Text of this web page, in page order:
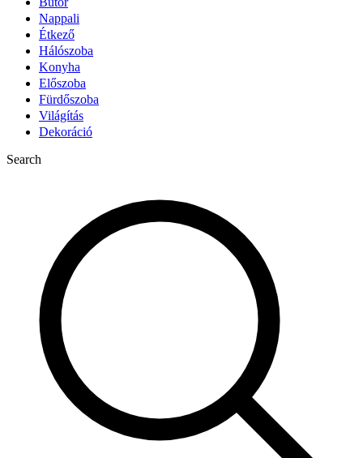
Nappali
Étkező
Hálószoba
Konyha
Előszoba
Fürdőszoba
Világítás
Dekoráció
Search